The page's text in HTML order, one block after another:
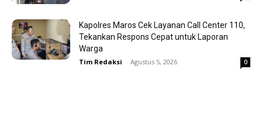
Kapolres Maros Cek Layanan Call Center 110,
Tekankan Respons Cepat untuk Laporan
Warga
Tim Redaksi - Agustus 5, 2026 0